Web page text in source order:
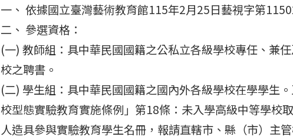
一、 依據國立臺灣藝術教育館115年2月25日藝視字第
二、 參選資格：
(一) 教師組：具中華民國國籍之公私立各級學校專任、兼
校之聘書。
(二) 學生組：具中華民國國籍之國內外各級學校在學學生
校型態實驗教育實施條例」第18條：未入學高級中等學校
人造具參與實驗教育學生名冊，報請直轄市、縣（市）主